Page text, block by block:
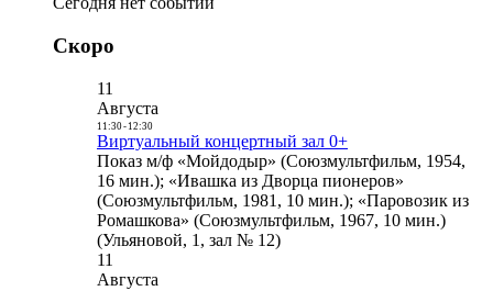
Скоро
11
Августа
11:30- 12:30
Виртуальный концертный зал 0+
Показ м/ф «Мойдодыр» (Союзмультфильм, 1954,
16 мин.); «Ивашка из Дворца пионеров»
(Союзмультфильм, 1981, 10 мин.); «Паровозик из
Ромашкова» (Союзмультфильм, 1967, 10 мин.)
(Ульяновой, 1, зал № 12)
11
Августа